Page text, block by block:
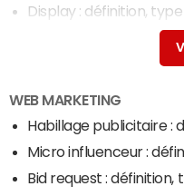
Display : définition,
campagnes marketing
WEB MARKETING
Habillage publicitaire :
Micro influenceur :
Bid request :